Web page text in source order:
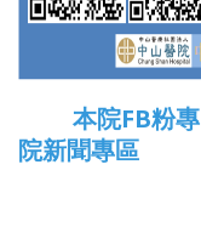
本院FB粉專
院新聞專區